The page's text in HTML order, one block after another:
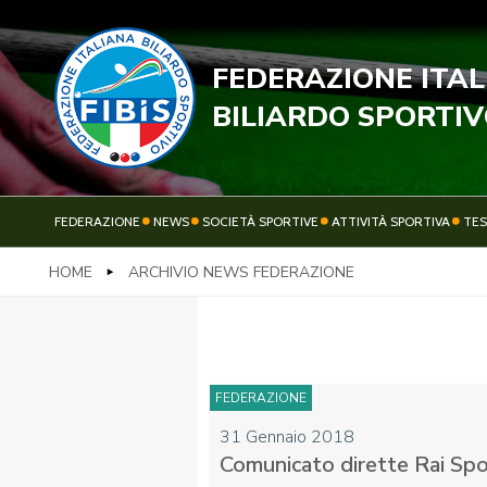
FEDERAZIONE NEWS
FEDERAZIONE
BILIARDO
FEDERAZIONE NEWS SOCIETÀ SPORTIVE ATTIVITÀ SPORTIVA
HOME ARCHIVIO NEWS FEDERAZIONE
31 Gennaio 2018
FEDERAZIONE
Comunicato dirette Rai